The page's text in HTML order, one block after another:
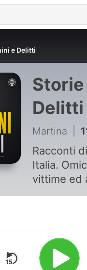
e Delitti
Delitti
Martina
Racconti
Italia. Omicidi e sparizioni,
vittime ed